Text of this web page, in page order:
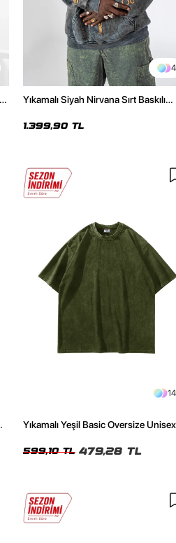
4
Yıkamalı Siyah Nirvana Sırt Baskılı
1.399,90 TL
14
Yıkamalı Yeşil Basic Oversize Unisex
599,10 TL 479,28 TL